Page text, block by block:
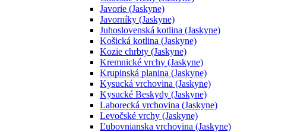
Javorie (Jaskyne)
Javorníky (Jaskyne)
Juhoslovenská kotlina (Jaskyne)
Košická kotlina (Jaskyne)
Kozie chrbty (Jaskyne)
Kremnické vrchy (Jaskyne)
Krupinská planina (Jaskyne)
Kysucká vrchovina (Jaskyne)
Kysucké Beskydy (Jaskyne)
Laborecká vrchovina (Jaskyne)
Levočské vrchy (Jaskyne)
Ľubovnianska vrchovina (Jaskyne)